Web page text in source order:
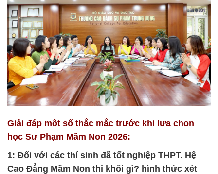
Giải đáp một số thắc mắc trước khi lựa chọn
học Sư Phạm Mầm Non 2026:
1: Đối với các thí sinh đã tốt nghiệp THPT. Hệ
Cao Đẳng Mầm Non thi khối gì? hình thức xét